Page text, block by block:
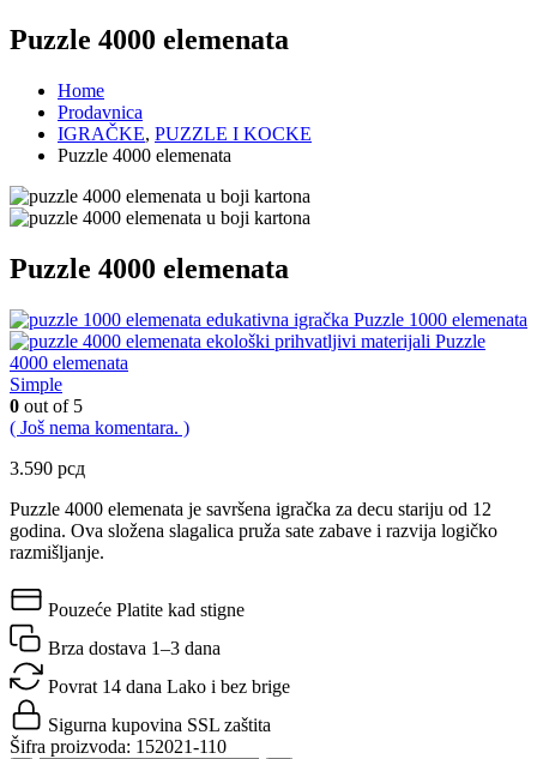
Puzzle 4000 elemenata
Home
Prodavnica
IGRAČKE, PUZZLE I KOCKE
Puzzle 4000 elemenata
Puzzle 4000 elemenata
Puzzle 1000 elemenata
Puzzle
4000 elemenata
Simple
0 out of 5
( Još nema komentara. )
3.590 рсд
Puzzle 4000 elemenata je savršena igračka za decu stariju od 12
godina. Ova složena slagalica pruža sate zabave i razvija logičko
razmišljanje.
Pouzeće Platite kad stigne
Brza dostava 1–3 dana
Povrat 14 dana Lako i bez brige
Sigurna kupovina SSL zaštita
Šifra proizvoda: 152021-110